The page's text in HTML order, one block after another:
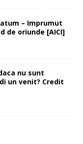
– Imprumut
de oriunde [AICI]
nu sunt
un venit? Credit